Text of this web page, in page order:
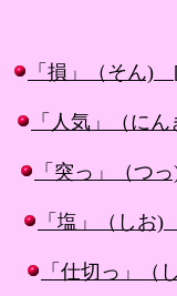
「損」（そん)
「人気」（に
「突っ」（つ
「塩」（しお
「仕切っ」